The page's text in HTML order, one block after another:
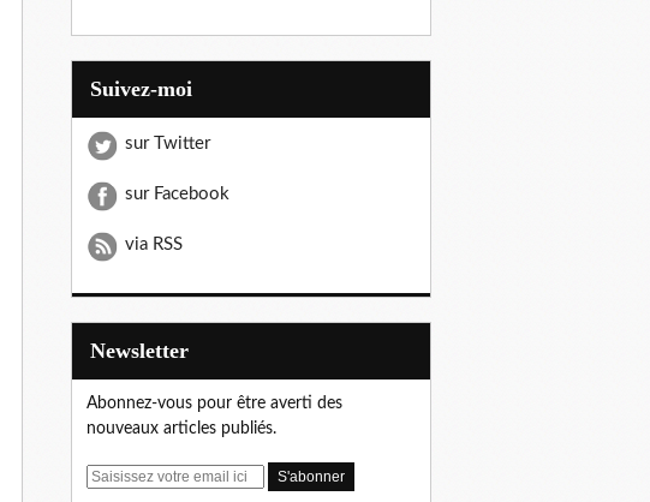
Suivez-moi
sur Twitter
sur Facebook
via RSS
Newsletter
Abonnez-vous pour être averti des
nouveaux articles publiés.
E